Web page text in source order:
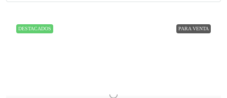
DESTACADOS PARA VENTA